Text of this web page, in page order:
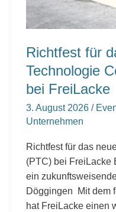
Richtfest für
Technologie
bei FreiLacke
3. August 2026 /
Unternehmen
Richtfest für das
(PTC) bei FreiLacke
ein
Döggingen Mit dem
hat FreiLacke einen